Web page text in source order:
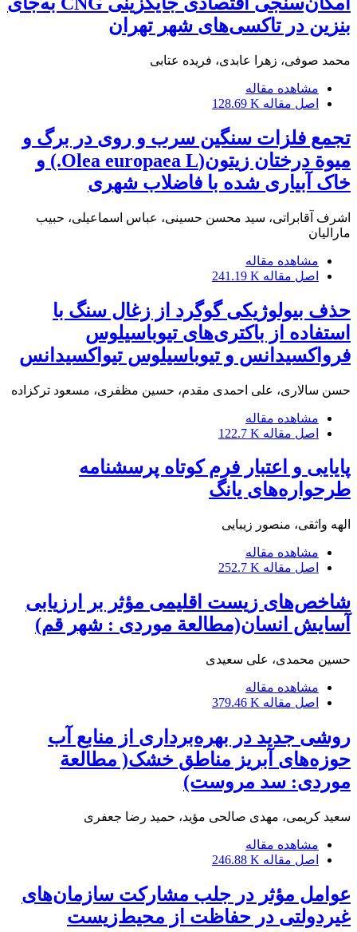
بنزین در تاکسی‌های شهر تهران
محمد صوفی، زهرا عابدی، فریده عتابی
مشاهده مقاله
اصل مقاله 128.69 K
تجمع فلزات سنگین سرب و روی در برگ و
میوة درختان زیتون(Olea europaea L.) و
خاک آبیاری شده با فاضلاب شهری
اشرف آقابراتی، سید محسن حسینی، عباس اسماعیلی، حبیب
مارالیان
مشاهده مقاله
اصل مقاله 241.19 K
حذف بیولوژیکی گوگرد از زغال سنگ با
استفاده از باکتری‌های تیوباسیلوس
فرواکسیدانس و تیوباسیلوس تیواکسیدانس
حسن سالاری، علی احمدی مقدم، حسین مظفری، مسعود ترکزاده
مشاهده مقاله
اصل مقاله 122.7 K
پایایی و اعتبار فرم کوتاه پرسشنامه
طرحواره‌های یانگ
الهه واثقی، منصور زیبایی
مشاهده مقاله
اصل مقاله 252.7 K
شاخص‌های زیست اقلیمی مؤثر بر ارزیابی
آسایش انسان(مطالعة موردی : شهر قم)
حسین محمدی، علی سعیدی
مشاهده مقاله
اصل مقاله 379.46 K
روشی جدید در بهره‌برداری از منابع آب
حوزه‌های آبریز مناطق خشک( مطالعة
موردی: سد مروست)
سعید کریمی، مهدی صالحی مؤید، حمید رضا جعفری
مشاهده مقاله
اصل مقاله 246.88 K
عوامل مؤثر در جلب مشارکت سازمان‌های
غیردولتی در حفاظت از محیط‌زیست